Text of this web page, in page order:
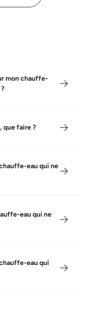
mon chauffe-
que faire ?
eau qui ne
eau qui ne
eau qui